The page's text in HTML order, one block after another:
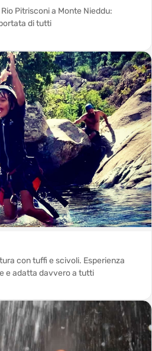
Pitrisconi a Monte Nieddu:
di tutti
con tuffi e scivoli. Esperienza
e adatta davvero a tutti